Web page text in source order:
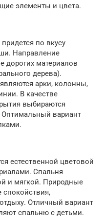
элементы и цвета.
придется по вкусу
Направление
дорогих материалов
дерева).
арки, колонны,
В качестве
выбираются
вариант
естественной цветовой
Спальня
и мягкой. Природные
Отличный вариант
спальню с детьми.